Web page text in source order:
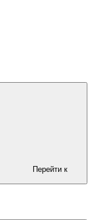
Перейти к